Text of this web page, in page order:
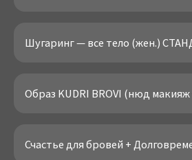
Шугаринг — все тело (жен.)
Образ KUDRI BROVI (нюд макияж
Счастье для бровей +